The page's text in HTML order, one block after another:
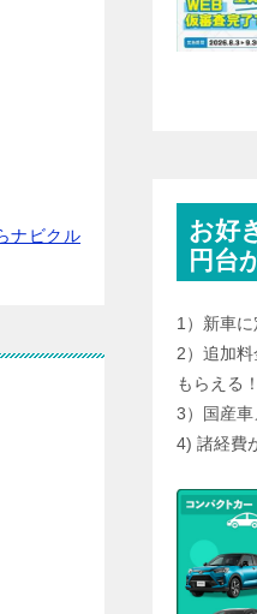
ナビクル
お好
円台
1）新車
2）追加
もらえる！
3）国産車
4) 諸経費